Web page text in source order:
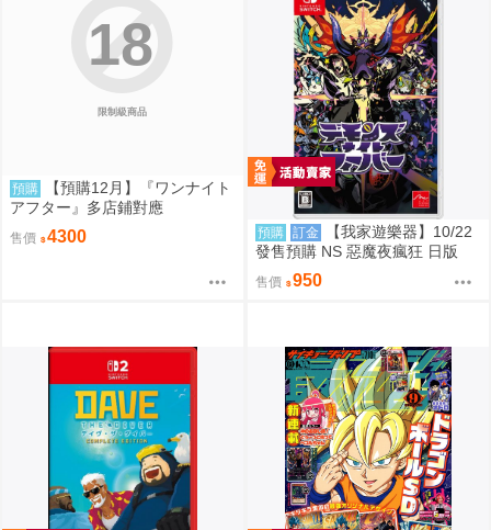
限制級商品
18
預購
【預購12月】『ワンナイト
アフター』多店鋪對應
售價 4300 預購 訂金
【我家遊樂器】10/22
發售預購 NS 惡魔夜瘋狂 日版
售價 950